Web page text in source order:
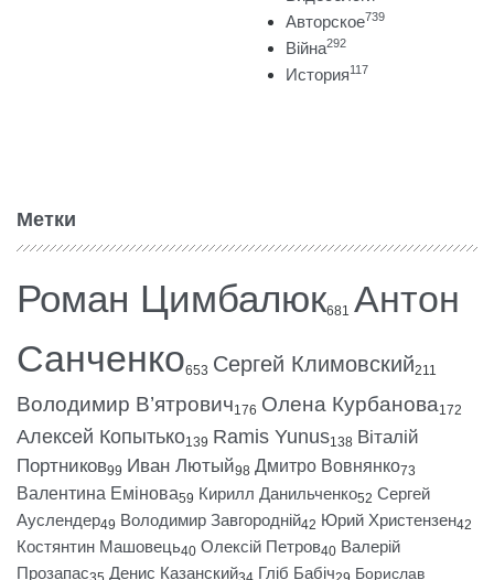
Авторское739
Війна292
История117
Метки
Роман Цимбалюк681 Антон
Санченко653 Сергей Климовский211
Володимир В’ятрович176 Олена Курбанова172
Алексей Копытько139 Ramis Yunus138 Віталій
Портников99 Иван Лютый98 Дмитро Вовнянко73
Валентина Емінова59 Кирилл Данильченко52 Сергей
Ауслендер49 Володимир Завгородній42 Юрий Христензен42
Костянтин Машовець40 Олексій Петров40 Валерій
Прозапас
Денис Казанский Гліб Бабіч
Борислав